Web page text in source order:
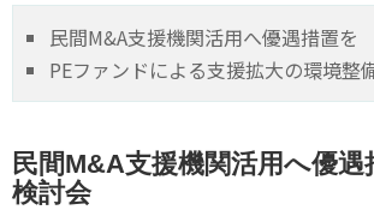
民間M&A支援機関活用へ優遇措置
PEファンドによる支援拡大の環境整
民間M&A支援機関活用へ優
検討会